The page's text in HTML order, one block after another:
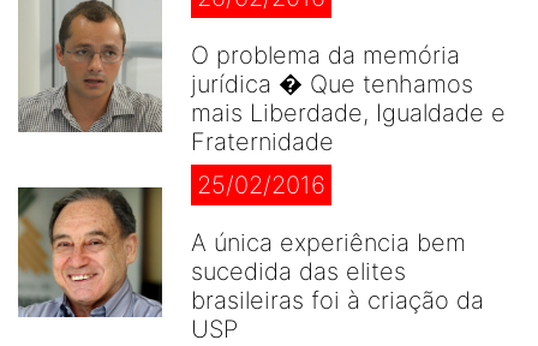
O problema da memória
jurídica � Que tenhamos
mais Liberdade, Igualdade e
Fraternidade
25/02/2016
A única experiência bem
sucedida das elites
brasileiras foi à criação da
USP